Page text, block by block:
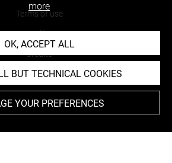
Terms of use
Cookies
Credits
: non compliant
more
OK, ACCEPT ALL
BUT TECHNICAL COOKIES
YOUR PREFERENCES